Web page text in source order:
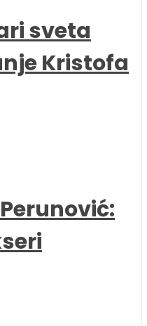
sveta
Kristofa